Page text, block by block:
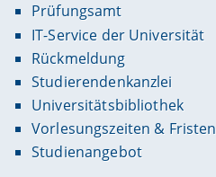
Prüfungsamt
IT-Service der Universität
Rückmeldung
Studierendenkanzlei
Universitätsbibliothek
Vorlesungszeiten & Fristen
Studienangebot